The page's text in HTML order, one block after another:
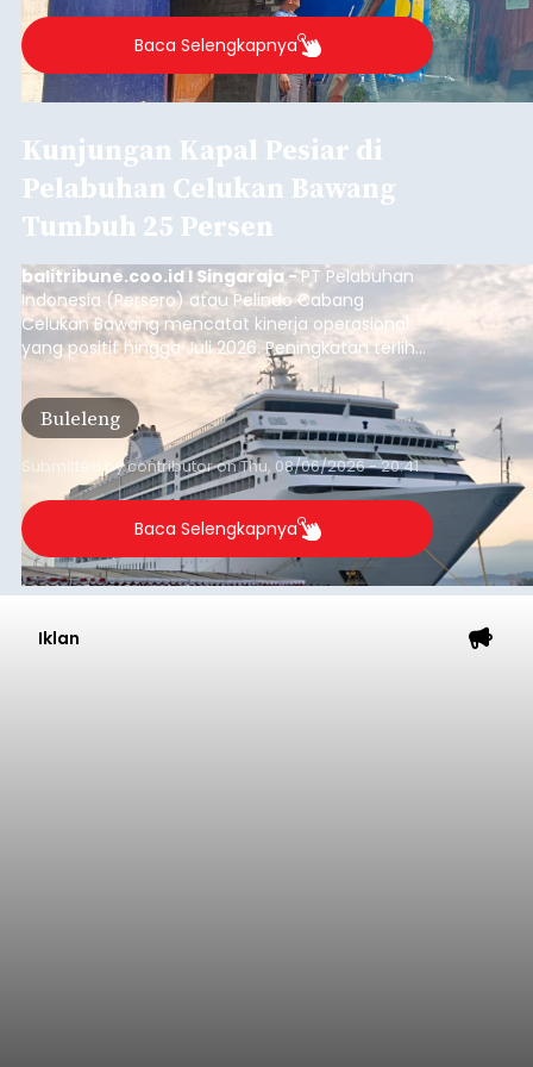
Buleleng.
Baca Selengkapnya
Kunjungan Kapal Pesiar di
Pelabuhan Celukan Bawang
Tumbuh 25 Persen
balitribune.coo.id I Singaraja -PT Pelabuhan
Indonesia (Persero) atau Pelindo Cabang
Celukan Bawang mencatat kinerja operasional
yang positif hingga Juli 2026. Peningkatan terlihat
dari arus kapal yang mencapai 1,48 juta Gross
Tonnage (GT), atau tumbuh 12,4 persen
dibandingkan periode yang sama tahun lalu
yang tercatat sebesar 1,32 juta GT.
Buleleng
Submitted bycontributoronThu, 08/06/2026 - 20:41
Baca Selengkapnya
Iklan